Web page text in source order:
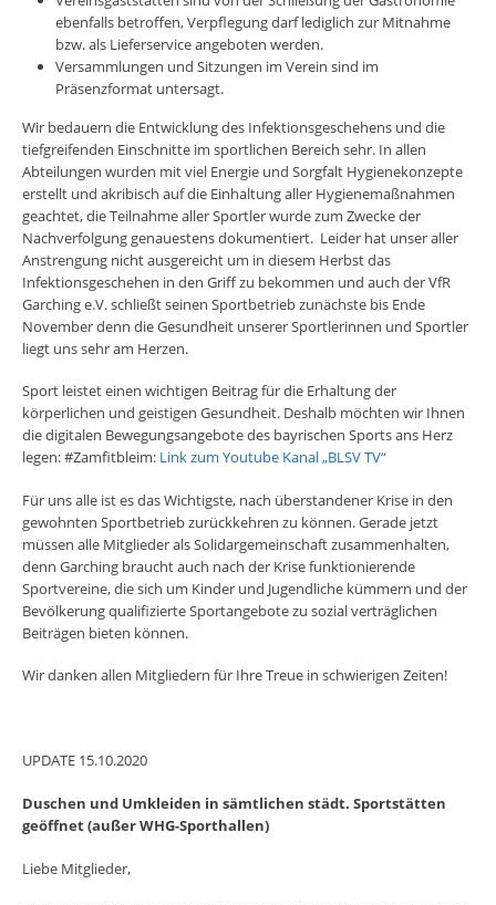
ebenfalls betroffen, Verpflegung darf lediglich zur Mitnahme
bzw. als Lieferservice angeboten werden.
Versammlungen und Sitzungen im Verein sind im
Präsenzformat untersagt.
Wir bedauern die Entwicklung des Infektionsgeschehens und die
tiefgreifenden Einschnitte im sportlichen Bereich sehr. In allen
Abteilungen wurden mit viel Energie und Sorgfalt Hygienekonzepte
erstellt und akribisch auf die Einhaltung aller Hygienemaßnahmen
geachtet, die Teilnahme aller Sportler wurde zum Zwecke der
Nachverfolgung genauestens dokumentiert. Leider hat unser aller
Anstrengung nicht ausgereicht um in diesem Herbst das
Infektionsgeschehen in den Griff zu bekommen und auch der VfR
Garching e.V. schließt seinen Sportbetrieb zunächste bis Ende
November denn die Gesundheit unserer Sportlerinnen und Sportler
liegt uns sehr am Herzen.
Sport leistet einen wichtigen Beitrag für die Erhaltung der
körperlichen und geistigen Gesundheit. Deshalb möchten wir Ihnen
die digitalen Bewegungsangebote des bayrischen Sports ans Herz
legen: #Zamfitbleim: Link zum Youtube Kanal „BLSV TV“
Für uns alle ist es das Wichtigste, nach überstandener Krise in den
gewohnten Sportbetrieb zurückkehren zu können. Gerade jetzt
müssen alle Mitglieder als Solidargemeinschaft zusammenhalten,
denn Garching braucht auch nach der Krise funktionierende
Sportvereine, die sich um Kinder und Jugendliche kümmern und der
Bevölkerung qualifizierte Sportangebote zu sozial verträglichen
Beiträgen bieten können.
Wir danken allen Mitgliedern für Ihre Treue in schwierigen Zeiten!
UPDATE 15.10.2020
Duschen und Umkleiden in sämtlichen städt. Sportstätten
geöffnet (außer WHG-Sporthallen)
Liebe Mitglieder,